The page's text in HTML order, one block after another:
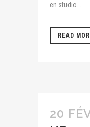
en studio...
READ
20